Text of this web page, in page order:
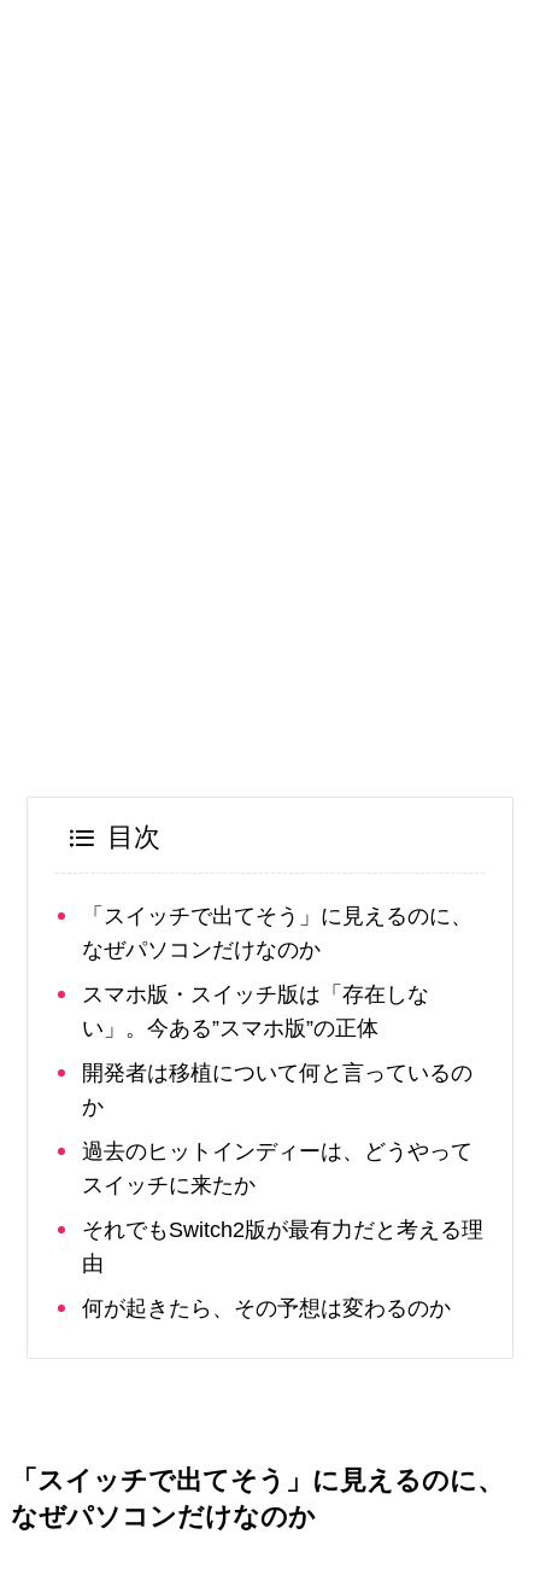
目次
「スイッチで出てそう」に見えるのに、
なぜパソコンだけなのか
スマホ版・スイッチ版は「存在しな
い」。今ある”スマホ版”の正体
開発者は移植について何と言っているの
か
過去のヒットインディーは、どうやって
スイッチに来たか
それでもSwitch2版が最有力だと考える理
由
何が起きたら、その予想は変わるのか
「スイッチで出てそう」に見えるのに、
なぜパソコンだけなのか